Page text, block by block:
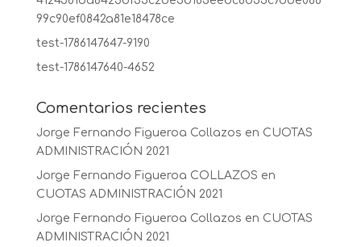
99c90ef0842a81e18478ce
test-1786147647-9190
test-1786147640-4652
Comentarios recientes
Jorge Fernando Figueroa Collazos en CUOTAS
ADMINISTRACIÓN 2021
Jorge Fernando Figueroa COLLAZOS en
CUOTAS ADMINISTRACIÓN 2021
Jorge Fernando Figueroa Collazos en CUOTAS
ADMINISTRACIÓN 2021